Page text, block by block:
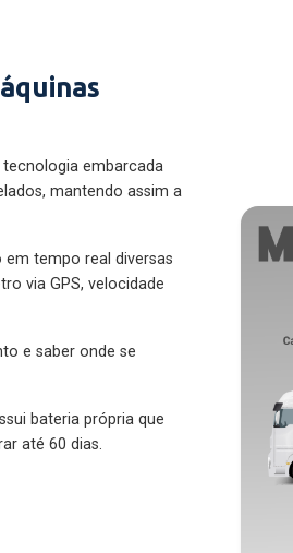
embarcada
mantendo assim a
tempo real diversas
via GPS, velocidade
e saber onde se
bateria própria que
até 60 dias.